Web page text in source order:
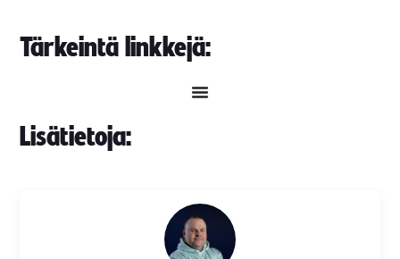
Tärkeintä linkkejä:
Lisätietoja: